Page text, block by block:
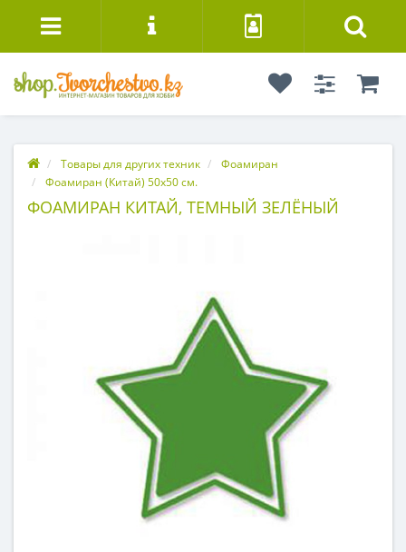
Товары для других техник
Фоамиран
Фоамиран (Китай) 50х50 см.
ФОАМИРАН КИТАЙ, ТЕМНЫЙ ЗЕЛЁНЫЙ